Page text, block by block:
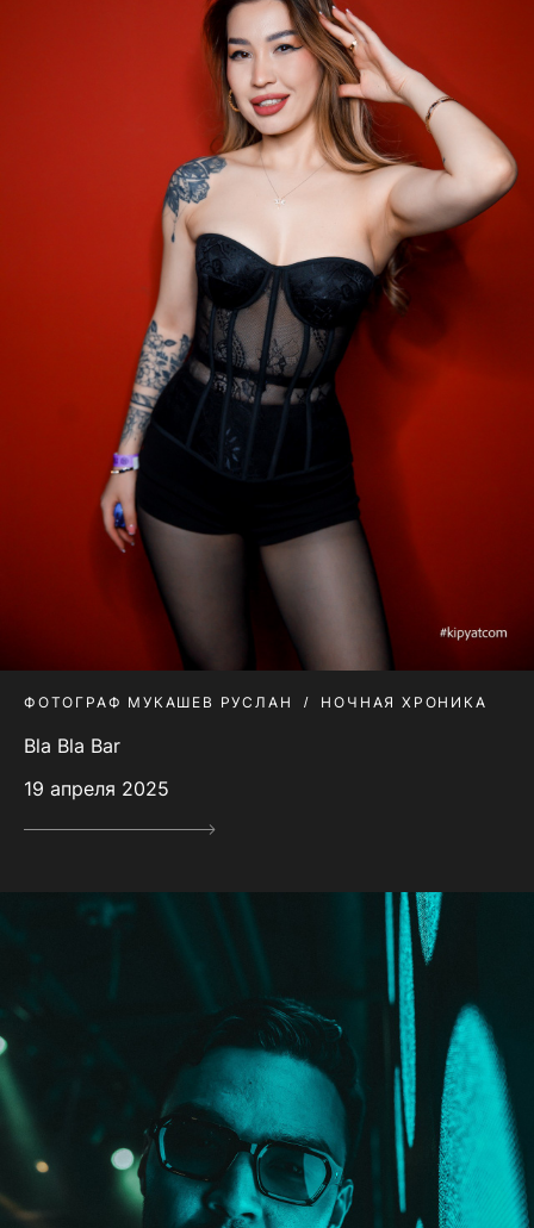
ФОТОГРАФ МУКАШЕВ РУСЛАН НОЧНАЯ ХРОНИКА
Bla Bla Bar
19 апреля 2025